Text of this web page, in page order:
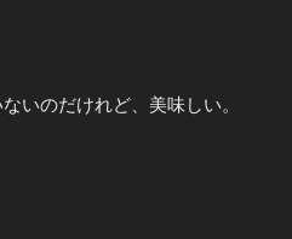
いのだけれど、美味しい。